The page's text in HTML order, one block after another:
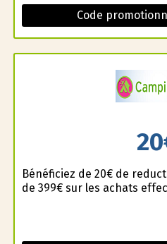
Code
Bénéficiez de 20€ de
de 399€ sur les achats